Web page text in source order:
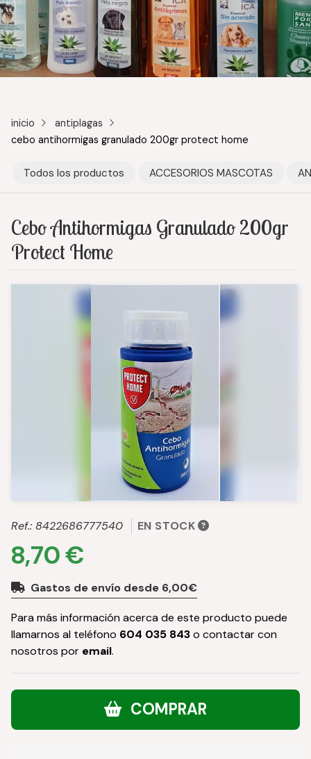
inicio
antiplagas
cebo antihormigas granulado 200gr protect home
Todos los productos ACCESORIOS MASCOTAS
Cebo Antihormigas Granulado 200gr
Protect Home
Ref.: 8422686777540 EN STOCK
8,70 €
Gastos de envío desde 6,00€
Para más información acerca de este producto puede
llamarnos al teléfono 604 035 843o contactar con
nosotros por email.
COMPRAR